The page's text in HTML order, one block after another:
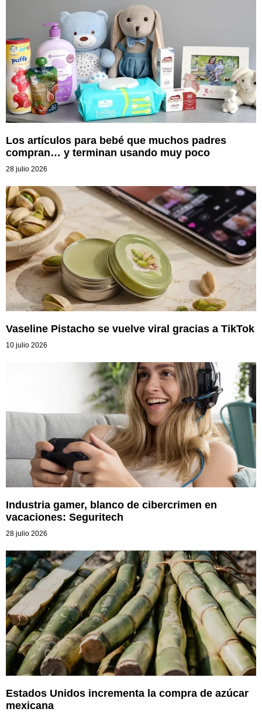
Los artículos para bebé que muchos padres
compran… y terminan usando muy poco
28 julio 2026
Vaseline Pistacho se vuelve viral gracias a TikTok
10 julio 2026
Industria gamer, blanco de cibercrimen en
vacaciones: Seguritech
28 julio 2026
Estados Unidos incrementa la compra de azúcar
mexicana